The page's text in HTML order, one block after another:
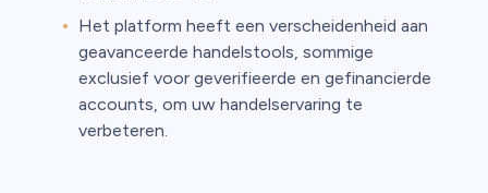
Het platform heeft een verscheidenheid aan
geavanceerde handelstools, sommige
exclusief voor geverifieerde en gefinancierde
accounts, om uw handelservaring te
verbeteren.